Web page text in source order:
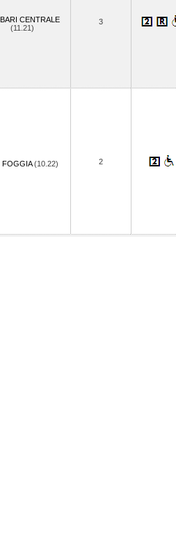
BARI CENTRALE
(11.21)
3
FOGGIA(10.22) 2